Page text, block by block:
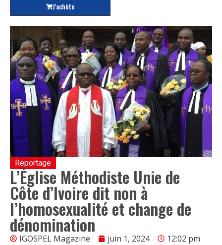
J'achète
Reportage
L’Église Méthodiste Unie de
Côte d’Ivoire dit non à
l’homosexualité et change de
dénomination
IGOSPEL Magazine juin 1, 2024 12:02 pm